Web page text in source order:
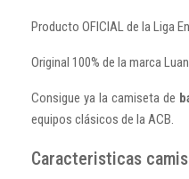
Producto OFICIAL de la Liga
Original 100% de la marca
Consigue ya la camiseta de
equipos clásicos de la ACB.
Caracteristicas